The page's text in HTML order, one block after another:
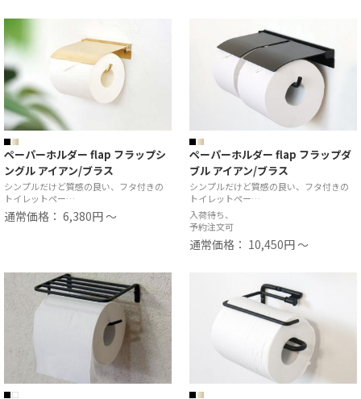
ペーパーホルダー flap フラップシ
ングル アイアン/ブラス
シンプルだけど質感の良い、フタ付きの
トイレットペー…
通常価格： 6,380円 ～
ペーパーホルダー flap フラップダ
ブル アイアン/ブラス
シンプルだけど質感の良い、フタ付きの
トイレットペー…
入荷待ち、
予約注文可
通常価格： 10,450円 ～